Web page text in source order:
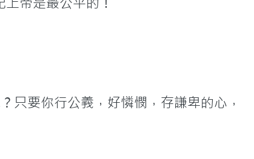
只要你行公義，好憐憫，存謙卑的心，